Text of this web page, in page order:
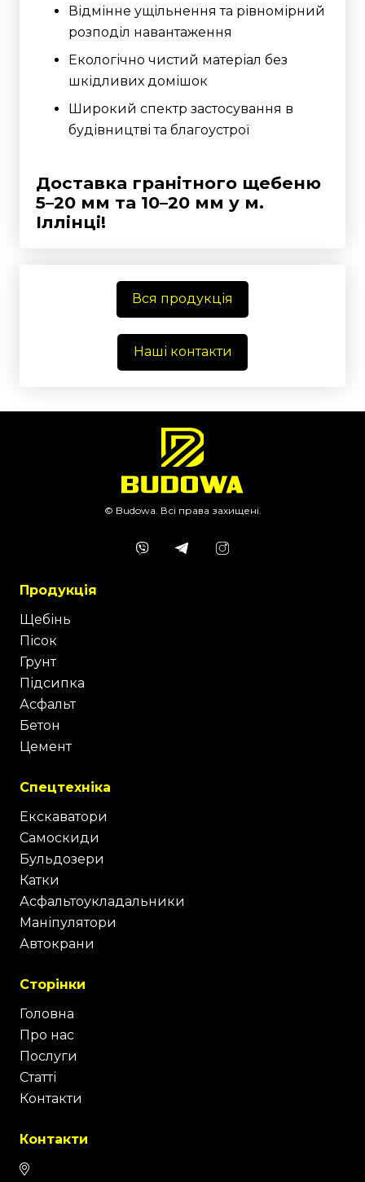
Відмінне ущільнення та рівномірний
розподіл навантаження
Екологічно чистий матеріал без
шкідливих домішок
Широкий спектр застосування в
будівництві та благоустрої
Доставка гранітного щебеню
5–20 мм та 10–20 мм у м.
Іллінці!
Вся продукція
Наші контакти
© Budowa. Всі права захищені.
Продукція
Щебінь
Пісок
Грунт
Підсипка
Асфальт
Бетон
Цемент
Спецтехніка
Екскаватори
Самоскиди
Бульдозери
Катки
Асфальтоукладальники
Маніпулятори
Автокрани
Сторінки
Головна
Про нас
Послуги
Статті
Контакти
Контакти